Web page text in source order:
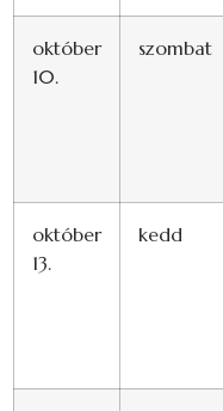
október
10.
szombat
október
13.
kedd